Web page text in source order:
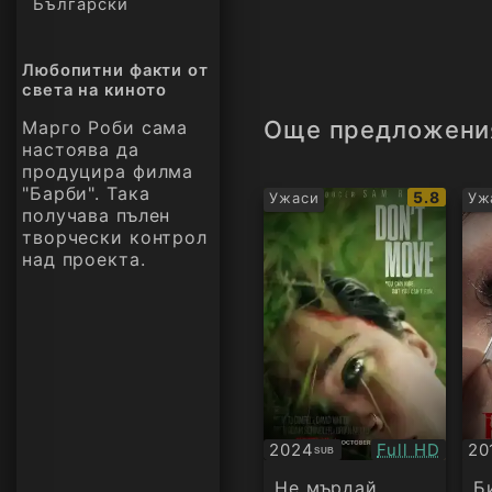
Български
Любопитни факти от
света на киното
Марго Роби сама
настоява да
продуцира филма
"Барби". Така
получава пълен
творчески контрол
над проекта.
Още
Ужаси
IMDb
рейтинг:
5.8
2024SUB
Субтитри Качество:
Full HD